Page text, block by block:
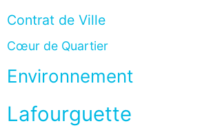
Contrat de Ville
Cœur de Quartier
Environnement
Lafourguette